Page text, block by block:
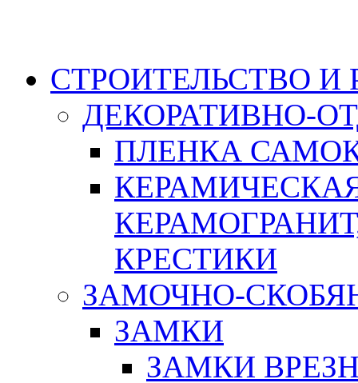
СТРОИТЕЛЬСТВО И
ДЕКОРАТИВНО-
ПЛЕНКА
КРЕСТИКИ
ЗАМОЧНО-
ЗАМКИ
ЗАМКИ